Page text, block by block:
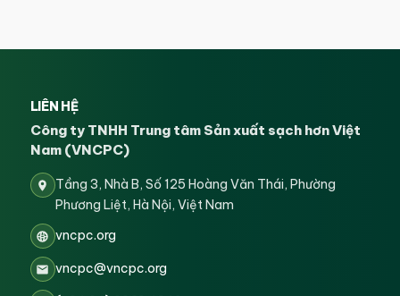
LIÊN HỆ
Công ty TNHH Trung tâm Sản xuất sạch hơn Việt
Nam (VNCPC)
Tầng 3, Nhà B, Số 125 Hoàng Văn Thái, Phường
Phương Liệt, Hà Nội, Việt Nam
vncpc.org
vncpc@vncpc.org